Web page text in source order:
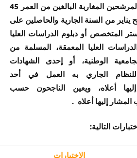
تفتح المباراة في وجه المرشحين المغاربة البالغين من العمر 45
يناير من السنة الجارية والحاصلين على
المتخصص أو دبلوم الدراسات العليا
العليا المعمقة، المسلمة من
الوطنية، أو إحدى الشهادات
للنظام الجاري به العمل في أحد
أعلاه، ويعين الناجحون حسب
إليها أعلاه .
التالية:
الاختبارات